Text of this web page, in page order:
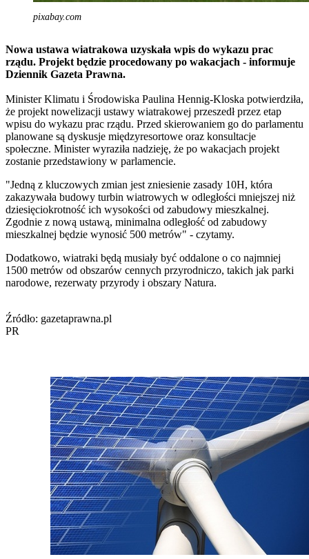
pixabay.com
Nowa ustawa wiatrakowa uzyskała wpis do wykazu prac
rządu. Projekt będzie procedowany po wakacjach - informuje
Dziennik Gazeta Prawna.
Minister Klimatu i Środowiska Paulina Hennig-Kloska potwierdziła,
że projekt nowelizacji ustawy wiatrakowej przeszedł przez etap
wpisu do wykazu prac rządu. Przed skierowaniem go do parlamentu
planowane są dyskusje międzyresortowe oraz konsultacje
społeczne. Minister wyraziła nadzieję, że po wakacjach projekt
zostanie przedstawiony w parlamencie.
"Jedną z kluczowych zmian jest zniesienie zasady 10H, która
zakazywała budowy turbin wiatrowych w odległości mniejszej niż
dziesięciokrotność ich wysokości od zabudowy mieszkalnej.
Zgodnie z nową ustawą, minimalna odległość od zabudowy
mieszkalnej będzie wynosić 500 metrów" - czytamy.
Dodatkowo, wiatraki będą musiały być oddalone o co najmniej
1500 metrów od obszarów cennych przyrodniczo, takich jak parki
narodowe, rezerwaty przyrody i obszary Natura.
Źródło: gazetaprawna.pl
PR